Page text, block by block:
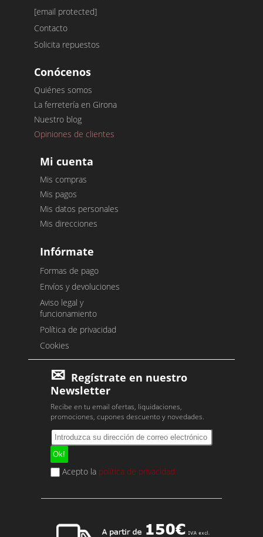
[email protected]
Contacto
Solicita repuestos
Conócenos
Quiénes somos
La ferretería en Girona
Nuestro blog
Opiniones de clientes
Mi cuenta
Mis compras
Mis pagos
Mis datos personales
Mis direcciones
Infórmate
Formas de pago
Envíos y devoluciones
Aviso legal y
funcionamiento
Política de privacidad
Cookies
Regístrate en nuestro
Newsletter
Recibe en tu email ofertas, liquidaciones,
promociones, cupones descuento y novedades.
Acepto la política de privacidad